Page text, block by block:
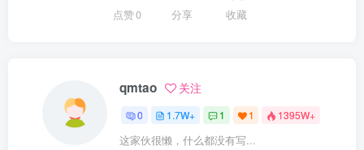
点赞0 分享 收藏
qmtao 关注
0 1.7W+ 1 1 1395W+
这家伙很懒，什么都没有写...